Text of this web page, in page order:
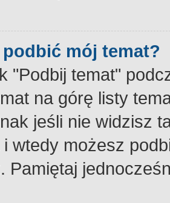
mój temat?
"Podbij temat"
na górę listy
jeśli nie widzisz
i wtedy możesz
Pamiętaj